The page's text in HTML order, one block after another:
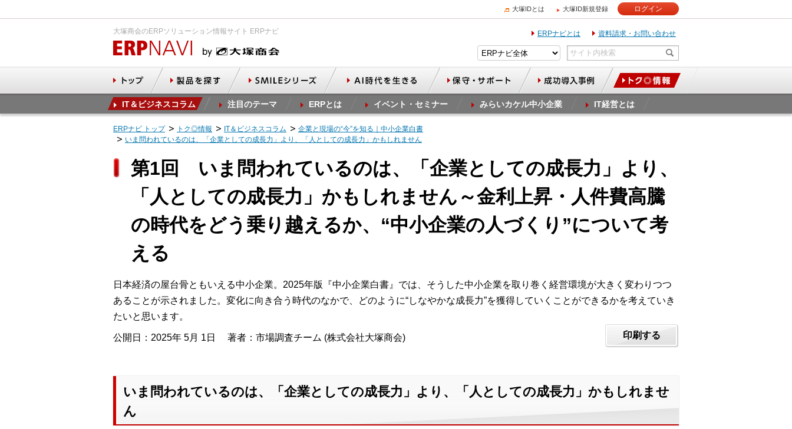
大塚IDとは 大塚ID新規登録 ログイン
大塚商会のERPソリューション情報サイト ERPナビ ERPナビとは 資料請求・お問い合わせ
IT＆ビジネスコラム 注目のテーマ ERPとは イベント・セミナー みらいカケル中小企業 IT経営とは
ERPナビ トップ トク◎情報 IT＆ビジネスコラム
企業と現場の“今”を知る｜中小企業白書
いま問われているのは、「企業としての成長力」より、「人としての成長力」かもしれません
第1回 いま問われているのは、「企業としての成長力」より、
「人としての成長力」かもしれません～金利上昇・人件費高騰
の時代をどう乗り越えるか、“中小企業の人づくり”について考
える
日本経済の屋台骨ともいえる中小企業。2025年版『中小企業白書』では、そうした中小企業を取り巻く経営環境が大きく変わりつつ
あることが示されました。変化に向き合う時代のなかで、どのように“しなやかな成長力”を獲得していくことができるかを考えていき
たいと思います。
公開日：2025年 5月 1日 著者：市場調査チーム (株式会社大塚商会) 印刷する
いま問われているのは、「企業としての成長力」より、「人としての成長力」かもしれませ
ん